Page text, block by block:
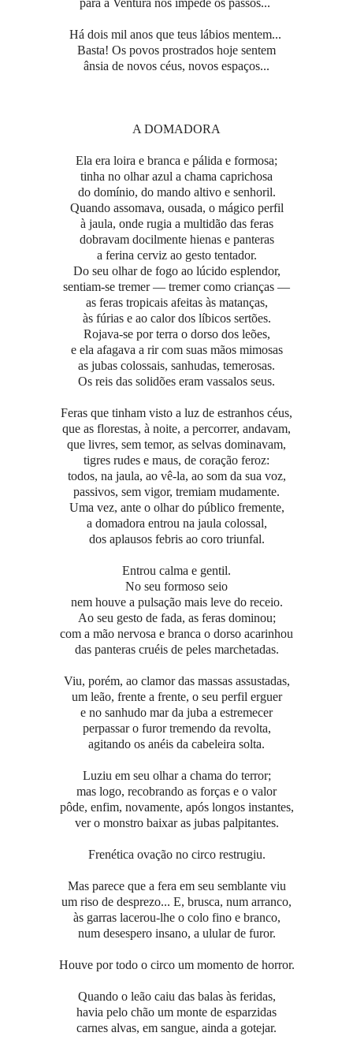
Há dois mil anos que teus lábios mentem...
Basta! Os povos prostrados hoje sentem
ânsia de novos céus, novos espaços...
A DOMADORA
Ela era loira e branca e pálida e formosa;
tinha no olhar azul a chama caprichosa
do domínio, do mando altivo e senhoril.
Quando assomava, ousada, o mágico perfil
à jaula, onde rugia a multidão das feras
dobravam docilmente hienas e panteras
a ferina cerviz ao gesto tentador.
Do seu olhar de fogo ao lúcido esplendor,
sentiam-se tremer — tremer como crianças —
as feras tropicais afeitas às matanças,
às fúrias e ao calor dos líbicos sertões.
Rojava-se por terra o dorso dos leões,
e ela afagava a rir com suas mãos mimosas
as jubas colossais, sanhudas, temerosas.
Os reis das solidões eram vassalos seus.
Feras que tinham visto a luz de estranhos céus,
que as florestas, à noite, a percorrer, andavam,
que livres, sem temor, as selvas dominavam,
tigres rudes e maus, de coração feroz:
todos, na jaula, ao vê-la, ao som da sua voz,
passivos, sem vigor, tremiam mudamente.
Uma vez, ante o olhar do público fremente,
a domadora entrou na jaula colossal,
dos aplausos febris ao coro triunfal.
Entrou calma e gentil.
No seu formoso seio
nem houve a pulsação mais leve do receio.
Ao seu gesto de fada, as feras dominou;
com a mão nervosa e branca o dorso acarinhou
das panteras cruéis de peles marchetadas.
Viu, porém, ao clamor das massas assustadas,
um leão, frente a frente, o seu perfil erguer
e no sanhudo mar da juba a estremecer
perpassar o furor tremendo da revolta,
agitando os anéis da cabeleira solta.
Luziu em seu olhar a chama do terror;
mas logo, recobrando as forças e o valor
pôde, enfim, novamente, após longos instantes,
ver o monstro baixar as jubas palpitantes.
Frenética ovação no circo restrugiu.
Mas parece que a fera em seu semblante viu
um riso de desprezo... E, brusca, num arranco,
às garras lacerou-lhe o colo fino e branco,
num desespero insano, a ulular de furor.
Houve por todo o circo um momento de horror.
Quando o leão caiu das balas às feridas,
havia pelo chão um monte de esparzidas
carnes alvas, em sangue, ainda a gotejar.